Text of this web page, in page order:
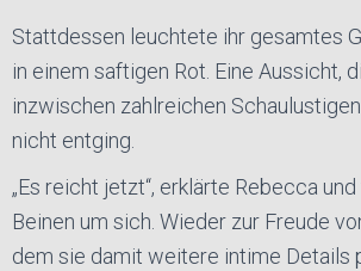
Stattdessen leuchtete ihr gesamtes
in einem saftigen Rot. Eine Aussicht,
inzwischen zahlreichen
nicht entging.
„Es reicht jetzt“, erklärte Rebecca
Beinen um sich. Wieder zur Freude
dem sie damit weitere intime Details